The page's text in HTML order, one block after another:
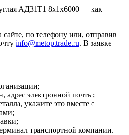
АД31Т1 8х1х6000 — как
по телефону или, отправив
info@metopttrade.ru. В заявке
адрес электронной почты;
укажите это вместе с
транспортной компании.